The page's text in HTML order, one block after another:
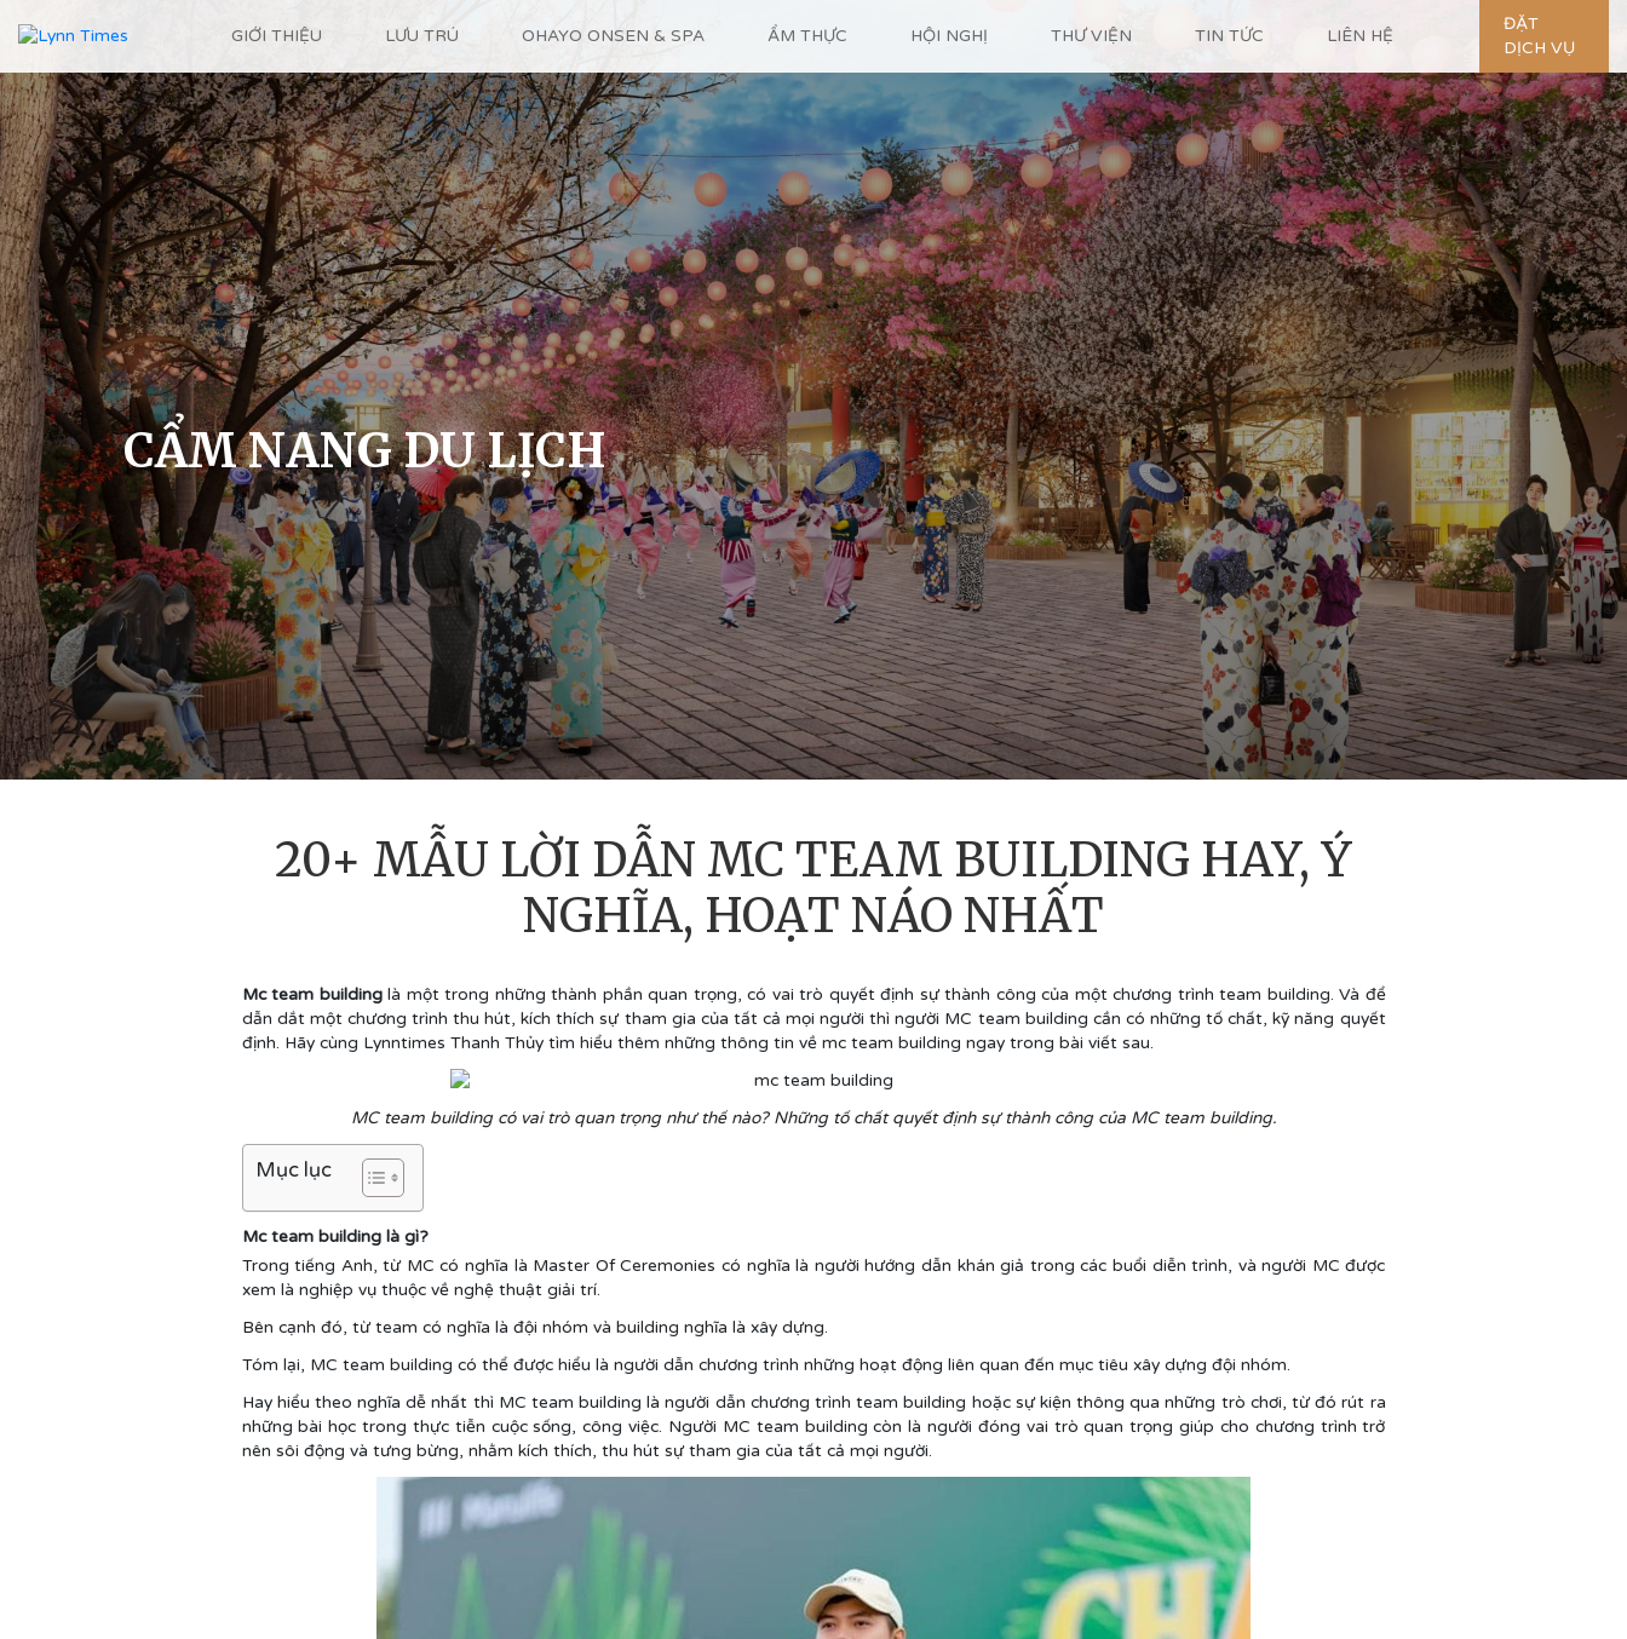
GIỚI THIỆU LƯU TRÚ OHAYO ONSEN & SPA ẨM THỰC HỘI NGHỊ THƯ VIỆN TIN TỨC LIÊN HỆ
ĐẶT
DỊCH VỤ
CẨM NANG DU LỊCH
20+ MẪU LỜI DẪN MC TEAM BUILDING HAY, Ý
NGHĨA, HOẠT NÁO NHẤT
Mc team buildinglà một trong những thành phần quan trọng, có vai trò quyết định sự thành công của một chương trình team building. Và để
dẫn dắt một chương trình thu hút, kích thích sự tham gia của tất cả mọi người thì người MC team building cần có những tố chất, kỹ năng quyết
định. Hãy cùng Lynntimes Thanh Thủy tìm hiểu thêm những thông tin về mc team building ngay trong bài viết sau.
MC team building có vai trò quan trọng như thế nào? Những tố chất quyết định sự thành công của MC team building.
Mục lục
Mc team building là gì?
Trong tiếng Anh, từ MC có nghĩa là Master Of Ceremonies có nghĩa là người hướng dẫn khán giả trong các buổi diễn trình, và người MC được
xem là nghiệp vụ thuộc về nghệ thuật giải trí.
Bên cạnh đó, từ team có nghĩa là đội nhóm và building nghĩa là xây dựng.
Tóm lại, MC team building có thể được hiểu là người dẫn chương trình những hoạt động liên quan đến mục tiêu xây dựng đội nhóm.
Hay hiểu theo nghĩa dễ nhất thì MC team building là người dẫn chương trình team building hoặc sự kiện thông qua những trò chơi, từ đó rút ra
những bài học trong thực tiễn cuộc sống, công việc. Người MC team building còn là người đóng vai trò quan trọng giúp cho chương trình trở
nên sôi động và tưng bừng, nhằm kích thích, thu hút sự tham gia của tất cả mọi người.